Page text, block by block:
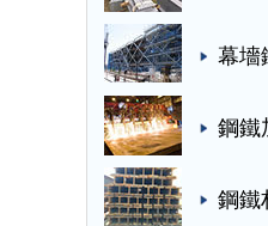
幕墻
鋼鐵
鋼鐵